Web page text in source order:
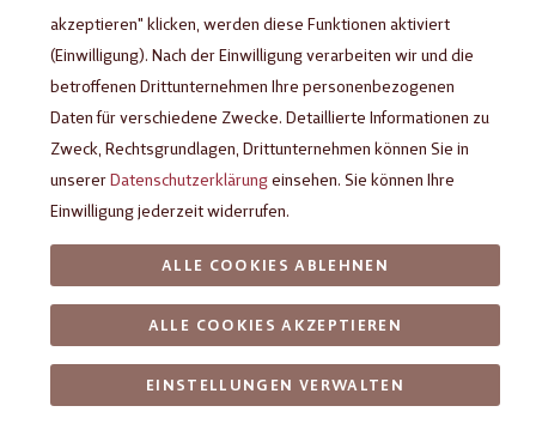
Heilemann Salted Caramel Ei,
18 g
akzeptieren" klicken, werden diese Funktionen aktiviert
(Einwilligung). Nach der Einwilligung verarbeiten wir und die
betroffenen Drittunternehmen Ihre personenbezogenen
Daten für verschiedene Zwecke. Detaillierte Informationen zu
Zweck, Rechtsgrundlagen, Drittunternehmen können Sie in
unsererDatenschutzerklärungeinsehen. Sie können Ihre
Einwilligung jederzeit widerrufen.
EINSTELLUNGEN VERWALTEN
ALLE COOKIES AKZEPTIEREN
ALLE COOKIES ABLEHNEN